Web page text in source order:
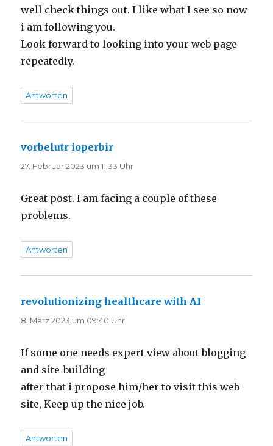
well check things out. I like what I see so now
i am following you.
Look forward to looking into your web page
repeatedly.
Antworten
vorbelutr ioperbir
27. Februar 2023 um 11:33 Uhr
Great post. I am facing a couple of these
problems.
Antworten
revolutionizing healthcare with AI
8. März 2023 um 09:40 Uhr
If some one needs expert view about blogging
and site-building
after that i propose him/her to visit this web
site, Keep up the nice job.
Antworten